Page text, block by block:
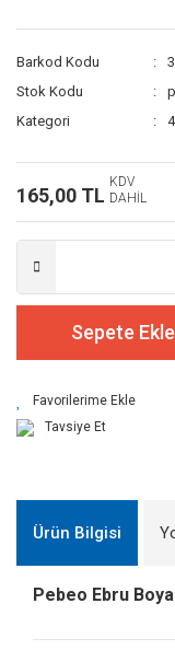
Barkod Kodu
Stok Kodu
Kategori
165,00 TL
KDV
DAHİL
Sepete Ekle
Tavsiye Et
Ürün Bilgisi
Pebeo Ebru